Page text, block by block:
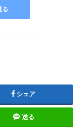
る
シェア
送る